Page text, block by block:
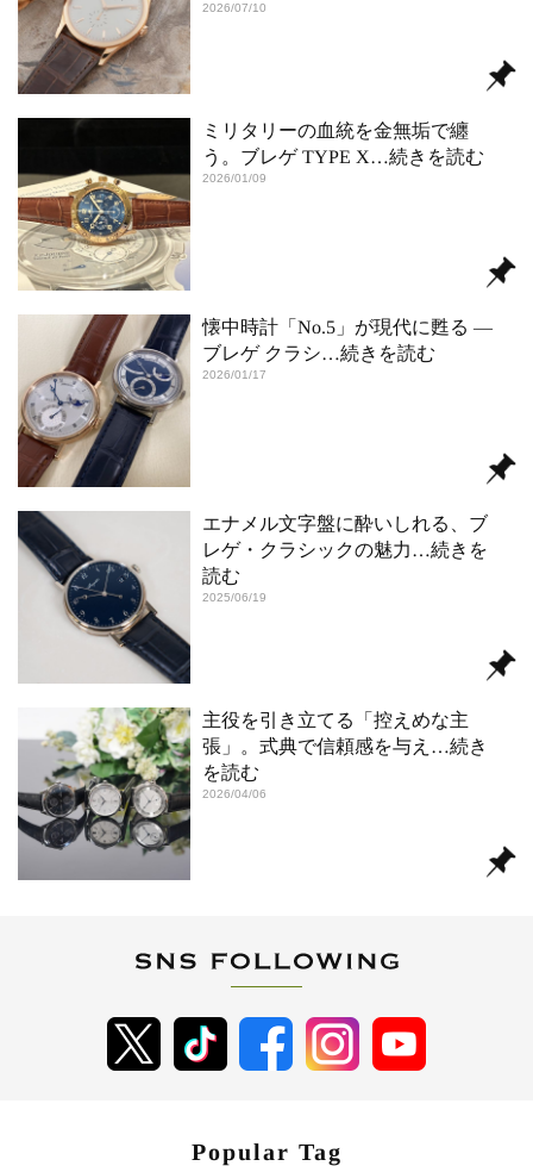
2026/07/10
ミリタリーの血統を金無垢で纏
う。ブレゲ TYPE X…続きを読む
2026/01/09
懐中時計「No.5」が現代に甦る ―
ブレゲ クラシ…続きを読む
2026/01/17
エナメル文字盤に酔いしれる、ブ
レゲ・クラシックの魅力 …続きを
読む
2025/06/19
主役を引き立てる「控えめな主
張」。式典で信頼感を与え …続き
を読む
2026/04/06
Popular Tag